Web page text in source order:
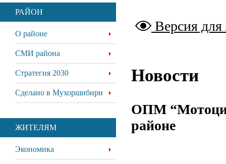
РАЙОН
О районе
СМИ района
Стратегия 2030
Сделано в Мухоршибири
ЖИТЕЛЯМ
Экономика
Версия
Новости
ОПМ
районе